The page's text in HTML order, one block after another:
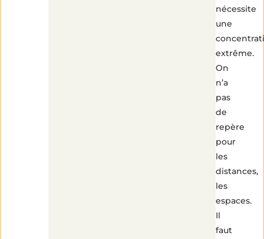
nécessite
une
extrême.
On
n’a
pas
de
repère
pour
les
distances,
les
espaces.
Il
faut